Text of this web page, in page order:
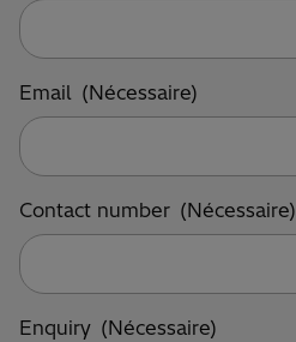
Email (Nécessaire)
Contact number (Nécessaire)
Enquiry (Nécessaire)